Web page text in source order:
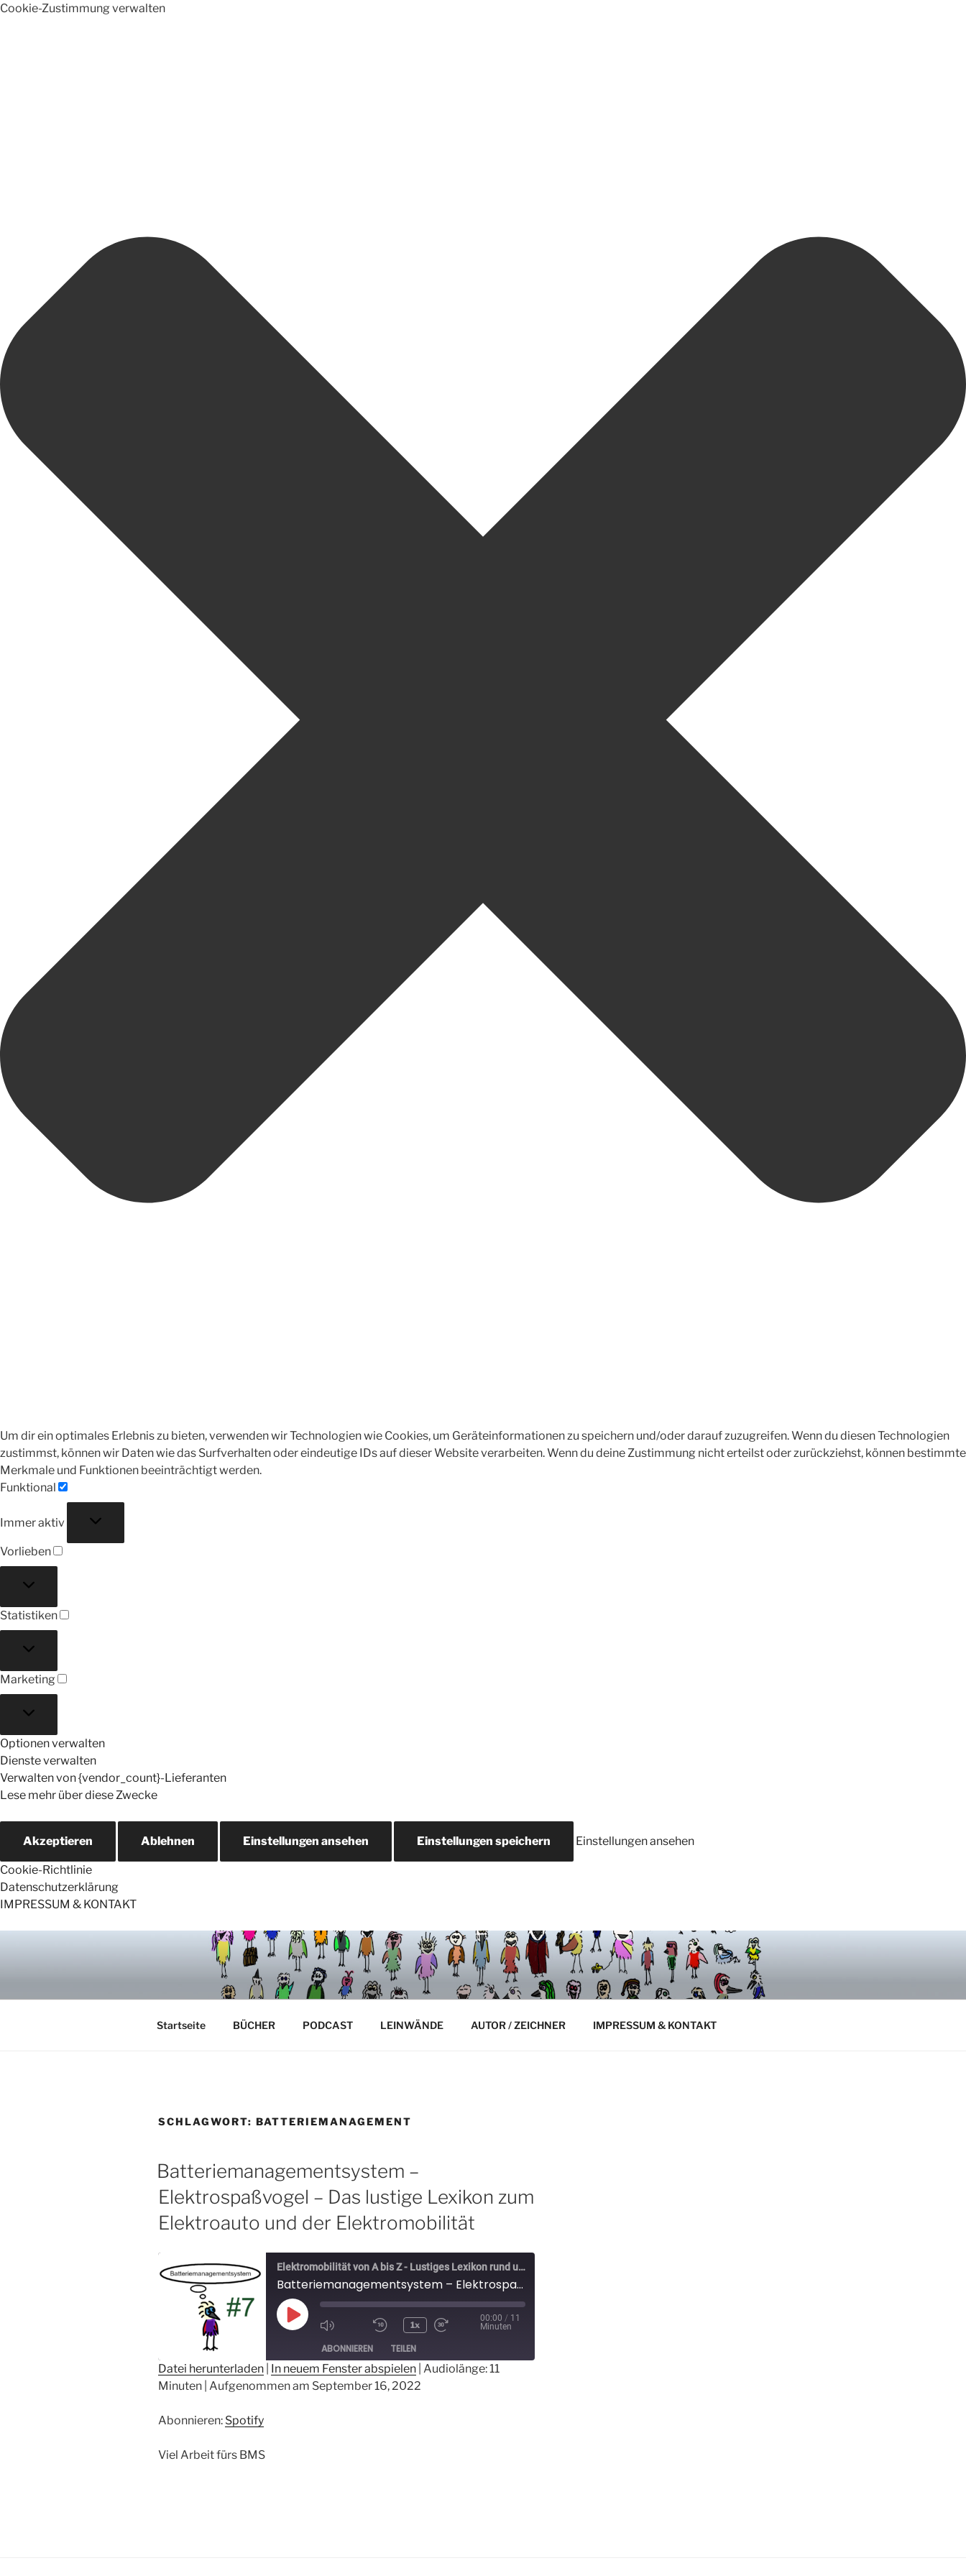
Cookie-Zustimmung verwalten
Um dir ein optimales Erlebnis zu bieten, verwenden wir Technologien wie Cookies, um Geräteinformationen zu speichern und/oder darauf zuzugreifen. Wenn du diesen Technologien
zustimmst, können wir Daten wie das Surfverhalten oder eindeutige IDs auf dieser Website verarbeiten. Wenn du deine Zustimmung nicht erteilst oder zurückziehst, können bestimmte
Merkmale und Funktionen beeinträchtigt werden.
Funktional
Immer aktiv
Vorlieben
Statistiken
Marketing
Optionen verwalten
Dienste verwalten
Verwalten von {vendor_count}-Lieferanten
Lese mehr über diese Zwecke
Akzeptieren Ablehnen Einstellungen ansehen Einstellungen speichern Einstellungen ansehen
Cookie-Richtlinie
Datenschutzerklärung
IMPRESSUM & KONTAKT
VÖGELCARTOONS
Startseite BÜCHER PODCAST LEINWÄNDE AUTOR / ZEICHNER IMPRESSUM & KONTAKT
SCHLAGWORT: BATTERIEMANAGEMENT
Batteriemanagementsystem –
Elektrospaßvogel – Das lustige Lexikon zum
Elektroauto und der Elektromobilität
Elektromobilität von A bis Z - Lustiges Lexikon rund um Elektroautos - Der Elektrospaßvogel
Batteriemanagementsystem – Elektrospaßvogel – Das lustige Lexikon zum Elektroauto und der Elektromobilität
Play
1x
00:00 / 11
Minuten
ABONNIEREN TEILEN
Spotify
RSS FEED
TEILEN
LINK
EMBED
Datei herunterladen In neuem Fenster abspielen Audiolänge: 11
Minuten Aufgenommen am September 16, 2022
Abonnieren: Spotify
Viel Arbeit fürs BMS